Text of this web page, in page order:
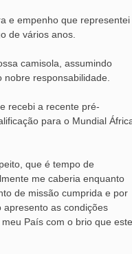
e empenho que representei
de vários anos.
camisola, assumindo
responsabilidade.
recebi a recente pré-
para o Mundial
que é tempo de
me caberia enquanto
de missão cumprida e por
as condições
País com o brio que este